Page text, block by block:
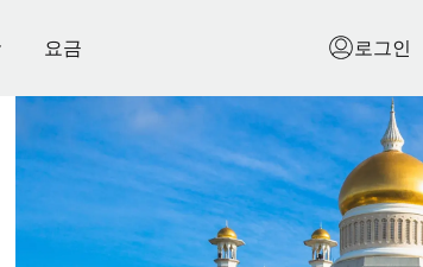
요금 로그인